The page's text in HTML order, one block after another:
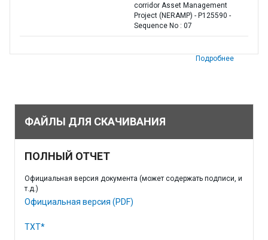
corridor Asset Management
Project (NERAMP) - P125590 -
Sequence No : 07
Подробнее
ФАЙЛЫ ДЛЯ СКАЧИВАНИЯ
ПОЛНЫЙ ОТЧЕТ
Официальная версия документа (может содержать подписи, и
т.д.)
Официальная версия (PDF)
TXT*